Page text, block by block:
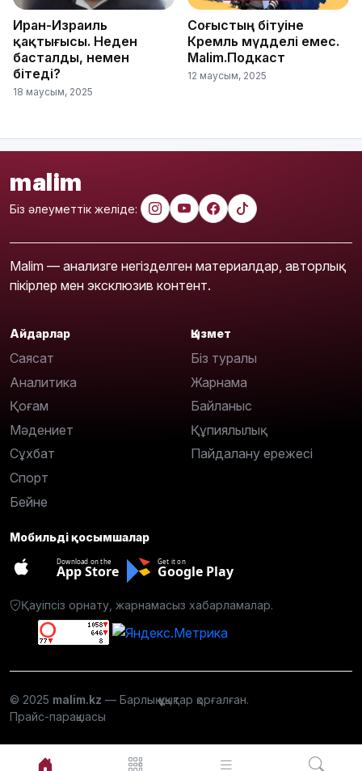
Иран-Израиль
қақтығысы. Неден
басталды, немен
бітеді?
18 маусым, 2025
Соғыстың бітуіне
Кремль мүдделі емес.
Malim.Подкаст
12 маусым, 2025
malim
Біз әлеуметтік желіде:
Malim — анализге негізделген материалдар, авторлық
пікірлер мен эксклюзив контент.
Айдарлар
Саясат
Аналитика
Қоғам
Мәдениет
Сұхбат
Спорт
Бейне
Қызмет
Біз туралы
Жарнама
Байланыс
Құпиялылық
Пайдалану ережесі
Мобильді қосымшалар
Download on the
App Store
Get it on
Google Play
Қауіпсіз орнату, жарнамасыз хабарламалар.
© 2025 malim.kz — Барлық құқықтар қорғалған.
Прайс-парақшасы